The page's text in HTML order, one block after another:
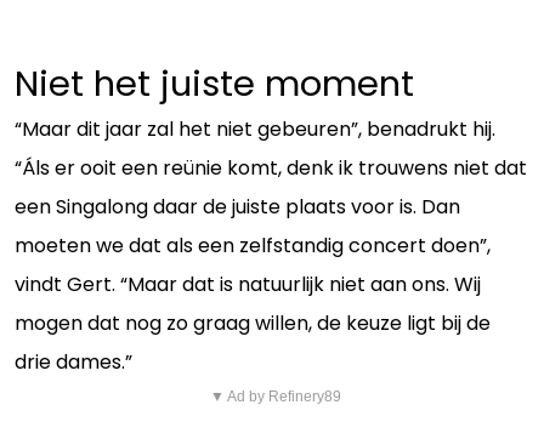
Niet het juiste moment
“Maar dit jaar zal het niet gebeuren”, benadrukt hij.
“Áls er ooit een reünie komt, denk ik trouwens niet dat
een Singalong daar de juiste plaats voor is. Dan
moeten we dat als een zelfstandig concert doen”,
vindt Gert. “Maar dat is natuurlijk niet aan ons. Wij
mogen dat nog zo graag willen, de keuze ligt bij de
drie dames.”
▼ Ad by Refinery89